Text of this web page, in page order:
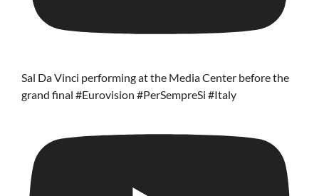
Sal Da Vinci performing at the Media Center before the
grand final #Eurovision #PerSempreSi #Italy